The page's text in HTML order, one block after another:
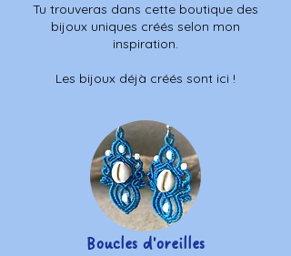
Tu trouveras dans cette boutique des
bijoux uniques créés selon mon
inspiration.
Les bijoux déjà créés sont ici !
Boucles d'oreilles